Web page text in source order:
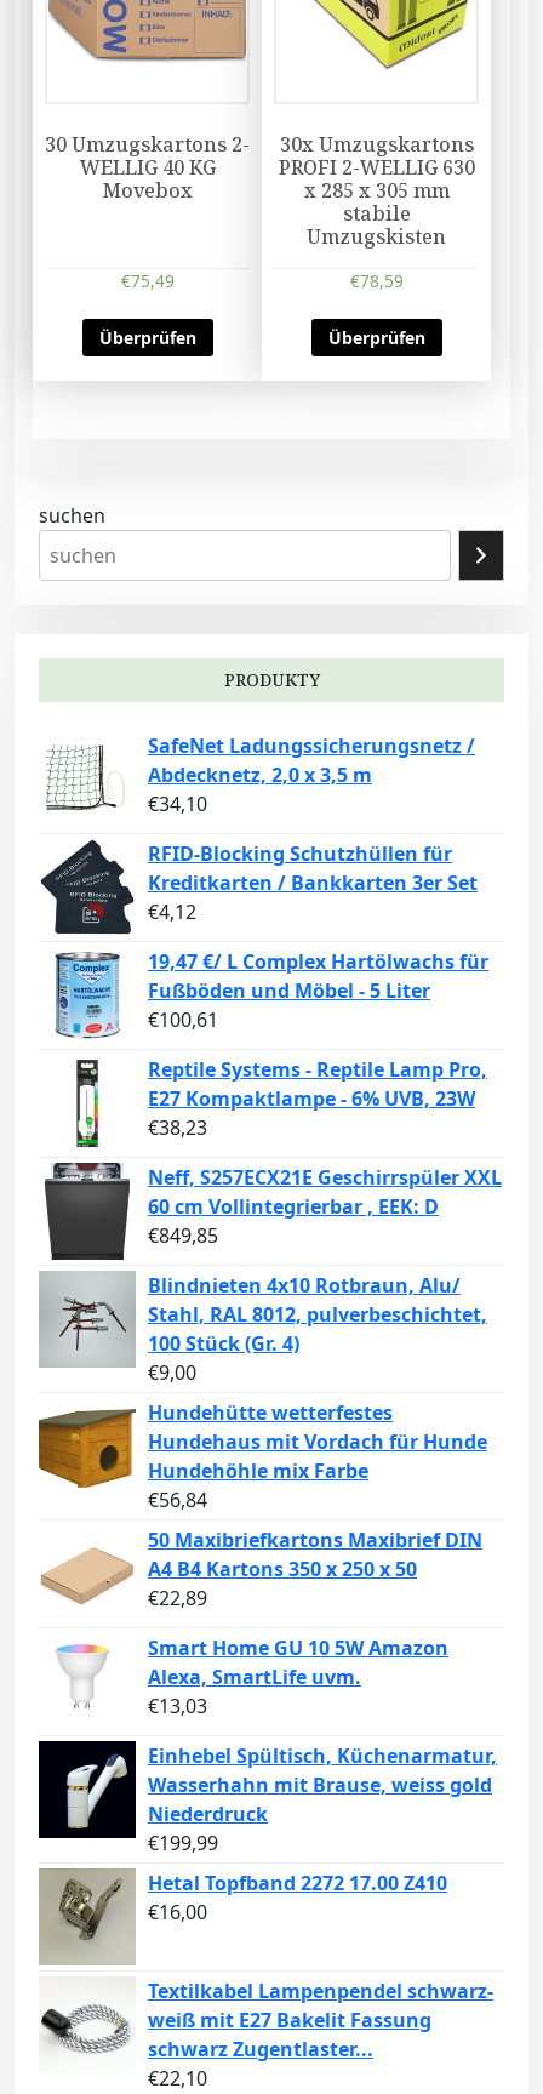
30 Umzugskartons 2-
WELLIG 40 KG
Movebox
€75,49
Überprüfen
30x Umzugskartons
PROFI 2-WELLIG 630
x 285 x 305 mm
stabile
Umzugskisten
€78,59
Überprüfen
suchen
PRODUKTY
SafeNet Ladungssicherungsnetz /
Abdecknetz, 2,0 x 3,5 m
€34,10
RFID-Blocking Schutzhüllen für
Kreditkarten / Bankkarten 3er Set
€4,12
19,47 €/ L Complex Hartölwachs für
Fußböden und Möbel - 5 Liter
€100,61
Reptile Systems - Reptile Lamp Pro,
E27 Kompaktlampe - 6% UVB, 23W
€38,23
Neff, S257ECX21E Geschirrspüler XXL
60 cm Vollintegrierbar , EEK: D
€849,85
Blindnieten 4x10 Rotbraun, Alu/
Stahl, RAL 8012, pulverbeschichtet,
100 Stück (Gr. 4)
€9,00
Hundehütte wetterfestes
Hundehaus mit Vordach für Hunde
Hundehöhle mix Farbe
€56,84
50 Maxibriefkartons Maxibrief DIN
A4 B4 Kartons 350 x 250 x 50
€22,89
Smart Home GU 10 5W Amazon
Alexa, SmartLife uvm.
€13,03
Einhebel Spültisch, Küchenarmatur,
Wasserhahn mit Brause, weiss gold
Niederdruck
€199,99
Hetal Topfband 2272 17.00 Z410
€16,00
Textilkabel Lampenpendel schwarz-
weiß mit E27 Bakelit Fassung
schwarz Zugentlaster...
€22,10